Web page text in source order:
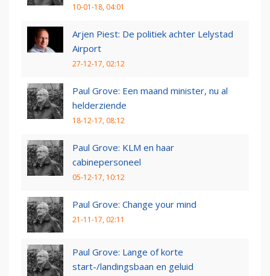
10-01-18, 04:01
Arjen Piest: De politiek achter Lelystad
Airport
27-12-17, 02:12
Paul Grove: Een maand minister, nu al
helderziende
18-12-17, 08:12
Paul Grove: KLM en haar
cabinepersoneel
05-12-17, 10:12
Paul Grove: Change your mind
21-11-17, 02:11
Paul Grove: Lange of korte
start-/landingsbaan en geluid